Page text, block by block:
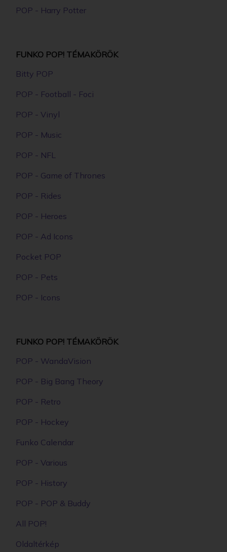
POP - Harry Potter
FUNKO POP! TÉMAKÖRÖK
Bitty POP
POP - Football - Foci
POP - Vinyl
POP - Music
POP - NFL
POP - Game of Thrones
POP - Rides
POP - Heroes
POP - Ad Icons
Pocket POP
POP - Pets
POP - Icons
FUNKO POP! TÉMAKÖRÖK
POP - WandaVision
POP - Big Bang Theory
POP - Retro
POP - Hockey
Funko Calendar
POP - Various
POP - History
POP - POP & Buddy
All POP!
Oldaltérkép